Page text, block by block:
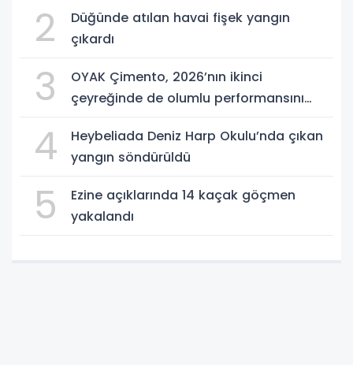
2
Düğünde atılan havai fişek yangın
çıkardı
3
OYAK Çimento, 2026’nın ikinci
çeyreğinde de olumlu performansını
4
Heybeliada Deniz Harp Okulu’nda çıkan
yangın söndürüldü
5
Ezine açıklarında 14 kaçak göçmen
yakalandı